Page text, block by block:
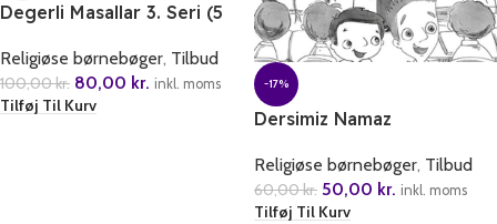
Degerli Masallar 3. Seri (5
Religiøse børnebøger, Tilbud
100,00kr. 80,00 kr. inkl. moms
Tilføj Til Kurv
-17%
Dersimiz Namaz
Religiøse børnebøger, Tilbud
60,00kr. 50,00 kr. inkl. moms
Tilføj Til Kurv